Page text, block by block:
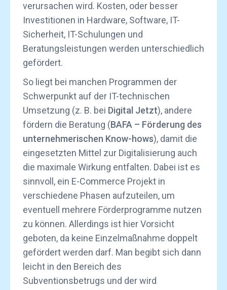
verursachen wird. Kosten, oder besser
Investitionen in Hardware, Software, IT-
Sicherheit, IT-Schulungen und
Beratungsleistungen werden unterschiedlich
gefördert.
So liegt bei manchen Programmen der
Schwerpunkt auf der IT-technischen
Umsetzung (z. B. bei Digital Jetzt), andere
fördern die Beratung (BAFA – Förderung des
unternehmerischen Know-hows), damit die
eingesetzten Mittel zur Digitalisierung auch
die maximale Wirkung entfalten. Dabei ist es
sinnvoll, ein E-Commerce Projekt in
verschiedene Phasen aufzuteilen, um
eventuell mehrere Förderprogramme nutzen
zu können. Allerdings ist hier Vorsicht
geboten, da keine Einzelmaßnahme doppelt
gefördert werden darf. Man begibt sich dann
leicht in den Bereich des
Subventionsbetrugs und der wird